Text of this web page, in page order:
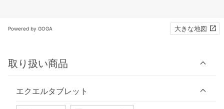
Powered by GOGA 大きな地図
取り扱い商品
エクエルタブレット